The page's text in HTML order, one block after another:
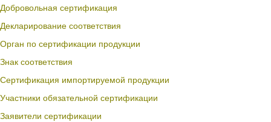
Добровольная сертификация
Декларирование соответствия
Орган по сертификации продукции
Знак соответствия
Сертификация импортируемой продукции
Участники обязательной сертификации
Заявители сертификации